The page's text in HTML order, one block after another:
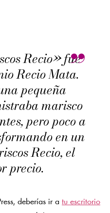
Recio» fue
Recio Mata.
pequeña
marisco
pero poco a
en un
Recio, el
precio.
deberías ir a tu escritorio